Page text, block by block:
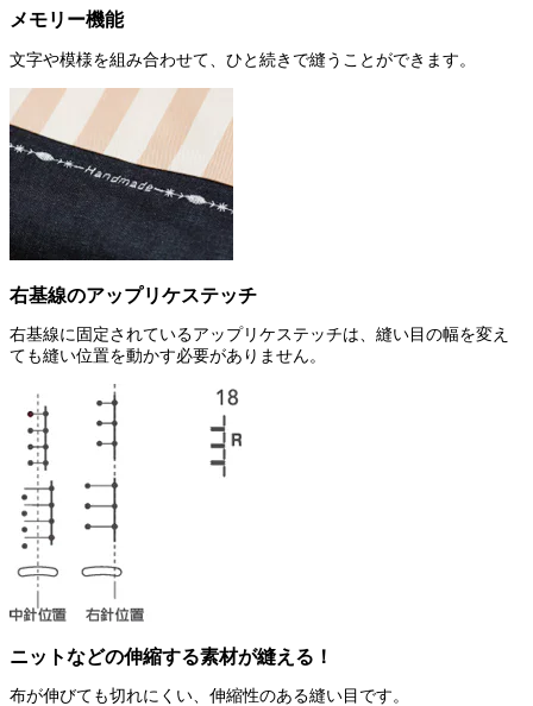
メモリー機能
文字や模様を組み合わせて、ひと続きで縫うことができます。
右基線のアップリケステッチ
右基線に固定されているアップリケステッチは、縫い目の幅を変え
ても縫い位置を動かす必要がありません。
ニットなどの伸縮する素材が縫える！
布が伸びても切れにくい、伸縮性のある縫い目です。